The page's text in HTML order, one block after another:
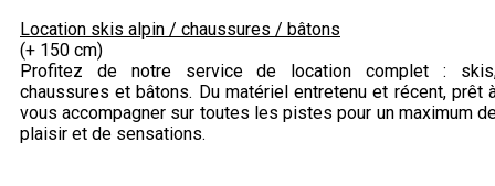
Location skis alpin / chaussures / bâtons
(+ 150 cm)
Profitez de notre service de location complet :
chaussures et bâtons. Du matériel entretenu et récent, prêt
vous accompagner sur toutes les pistes pour un maximum
plaisir et de sensations.